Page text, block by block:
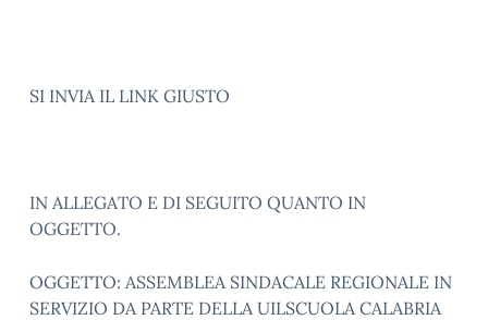
SI INVIA IL LINK GIUSTO
IN ALLEGATO E DI SEGUITO QUANTO IN
OGGETTO.
OGGETTO: ASSEMBLEA SINDACALE REGIONALE IN
SERVIZIO DA PARTE DELLA UILSCUOLA CALABRIA